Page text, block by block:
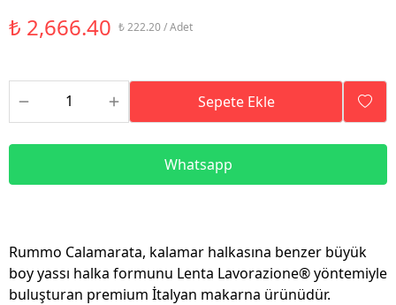
₺ 2,666.40 ₺ 222.20 / Adet
Sepete Ekle
Whatsapp
Rummo Calamarata, kalamar halkasına benzer büyük
boy yassı halka formunu Lenta Lavorazione® yöntemiyle
buluşturan premium İtalyan makarna ürünüdür.